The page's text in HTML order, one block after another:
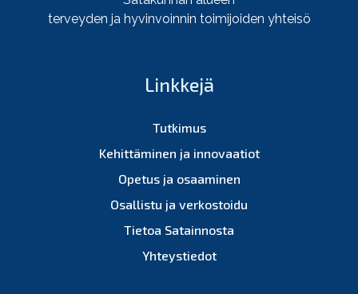
terveyden ja hyvinvoinnin toimijoiden yhteisö
Linkkejä
Tutkimus
Kehittäminen ja innovaatiot
Opetus ja osaaminen
Osallistu ja verkostoidu
Tietoa Satainnosta
Yhteystiedot